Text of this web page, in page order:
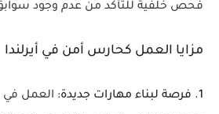
فحص خلفية للتأكد من عدم وجود
مزايا العمل كحارس أمن في أيرلندا
1. فرصة لبناء مهارات جديدة:
العمل في